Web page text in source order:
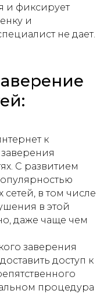
и фиксирует
и
не дает.
к
С развитием
в том числе
в этой
даже чаще чем
заверения
доступ к
процедура